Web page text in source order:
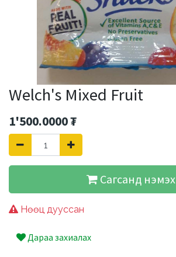
Welch's Mixed Fruit
1'500.0000₮
Сагсанд нэмэх
Нөөц дууссан
Дараа захиалах